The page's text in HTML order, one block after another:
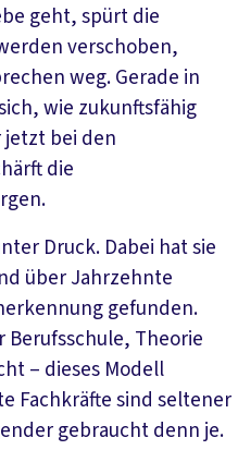
geht, spürt die
verschoben,
weg. Gerade in
wie zukunftsfähig
jetzt bei den
die
Druck. Dabei hat sie
über Jahrzehnte
gefunden.
Theorie
– dieses Modell
Fachkräfte sind seltener
gebraucht denn je.